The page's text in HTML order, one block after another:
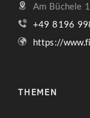
Am Büchele
+49 8196
https://
THEMEN